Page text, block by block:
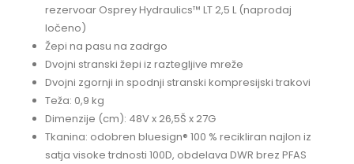
rezervoar Osprey Hydraulics™ LT 2,5 L (naprodaj
ločeno)
Žepi na pasu na zadrgo
Dvojni stranski žepi iz raztegljive mreže
Dvojni zgornji in spodnji stranski kompresijski trakovi
Teža: 0,9 kg
Dimenzije (cm): 48V x 26,5Š x 27G
Tkanina: odobren bluesign® 100 % recikliran najlon iz
satja visoke trdnosti 100D, obdelava DWR brez PFAS